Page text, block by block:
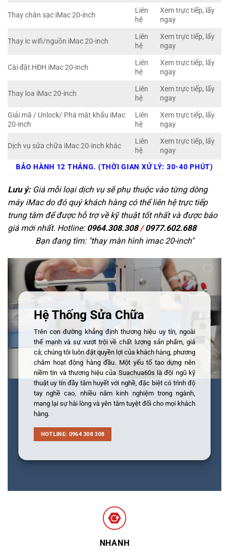
Thay chân sạc iMac 20-inch
Liên
hệ
Xem trực tiếp, lấy
ngay
Thay ic wifi/nguồn iMac 20-inch
Liên
hệ
Xem trực tiếp, lấy
ngay
Cài đặt HĐH iMac 20-inch
Liên
hệ
Xem trực tiếp, lấy
ngay
Thay loa iMac 20-inch
Liên
hệ
Xem trực tiếp, lấy
ngay
Giải mã / Unlock/ Phá mật khẩu iMac
20-inch
Liên
hệ
Xem trực tiếp, lấy
ngay
Dịch vụ sửa chữa iMac 20-inch khác
Liên
hệ
Xem trực tiếp, lấy
ngay
BẢO HÀNH 12 THÁNG. (THỜI GIAN XỬ LÝ: 30-40 PHÚT)
Lưu ý:Giá mỗi loại dịch vụ sẽ phụ thuộc vào từng dòng
máy iMac do đó quý khách hàng có thể liên hệ trực tiếp
trung tâm để được hỗ trợ về kỹ thuật tốt nhất và được báo
giá mới nhất. Hotline: 0964.308.308/0977.602.688
Bạn đang tìm: "thay màn hình imac 20-inch"
Hệ Thống Sửa Chữa
Trên con đường khẳng định thương hiệu uy tín, ngoài
thế mạnh và sự vượt trội về chất lượng sản phẩm, giá
cả; chúng tôi luôn đặt quyền lợi của khách hàng, phương
châm hoạt động hàng đầu. Một yếu tố tạo dựng nên
niềm tin và thương hiệu của Suachua60s là đội ngũ kỹ
thuật uy tín đầy tâm huyết với nghề, đặc biệt có trình độ
tay nghề cao, nhiều năm kinh nghiệm trong ngành,
mang lại sự hài lòng và yên tâm tuyệt đối cho mọi khách
hàng.
HOTLINE: 0964 308 308
NHANH